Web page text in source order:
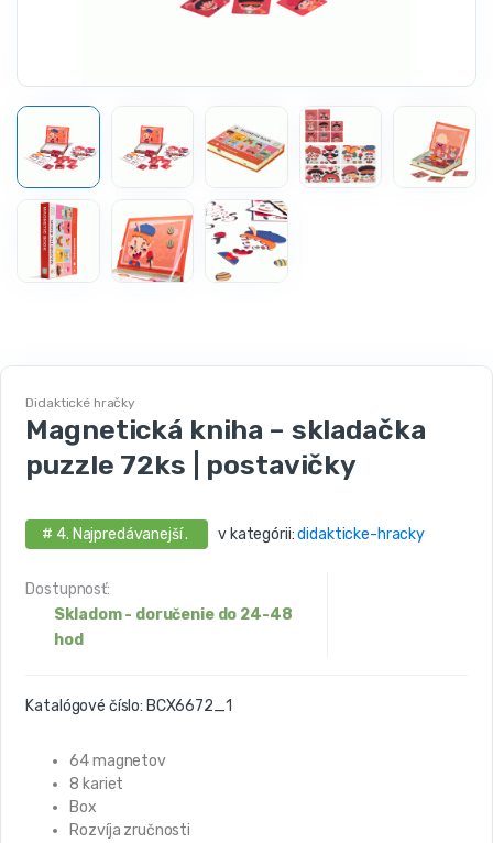
Didaktické hračky
Magnetická kniha – skladačka
puzzle 72ks | postavičky
# 4. Najpredávanejší . v kategórii:didakticke-hracky
Dostupnosť:
Skladom - doručenie do 24-48
hod
Katalógové číslo: BCX6672_1
64 magnetov
8 kariet
Box
Rozvíja zručnosti